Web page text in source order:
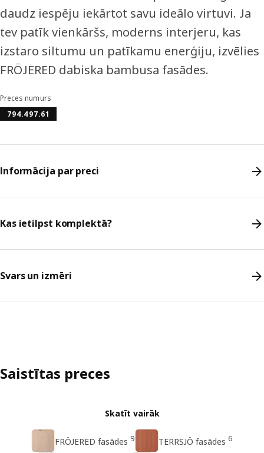
daudz iespēju iekārtot savu ideālo virtuvi. Ja
tev patīk vienkāršs, moderns interjeru, kas
izstaro siltumu un patīkamu enerģiju, izvēlies
FRÖJERED dabiska bambusa fasādes.
Preces numurs
794.497.61
Informācija par preci
Kas ietilpst komplektā?
Svars un izmēri
Saistītas preces
Skatīt vairāk
FRÖJERED fasādes 9 TERRSJÖ fasādes 6